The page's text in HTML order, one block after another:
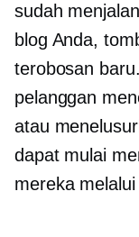
sudah
blog Anda,
terobosan
pelanggan
atau
dapat mulai
mereka